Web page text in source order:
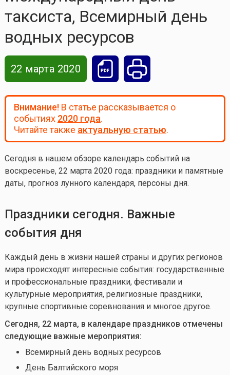
таксиста, Всемирный день
водных ресурсов
22 марта 2020
Внимание!В статье рассказывается о
событиях 2020 года.
Читайте также актуальную статью.
Сегодня в нашем обзоре календарь событий на
воскресенье, 22 марта 2020 года: праздники и памятные
даты, прогноз лунного календаря, персоны дня.
Праздники сегодня. Важные
события дня
Каждый день в жизни нашей страны и других регионов
мира происходят интересные события: государственные
и профессиональные праздники, фестивали и
культурные мероприятия, религиозные праздники,
крупные спортивные соревнования и многое другое.
Сегодня, 22 марта, в календаре праздников отмечены
следующие важные мероприятия:
Всемирный день водных ресурсов
День Балтийского моря